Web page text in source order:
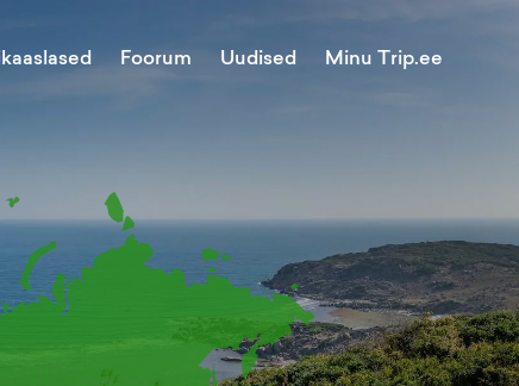
Foorum Uudised Minu Trip.ee